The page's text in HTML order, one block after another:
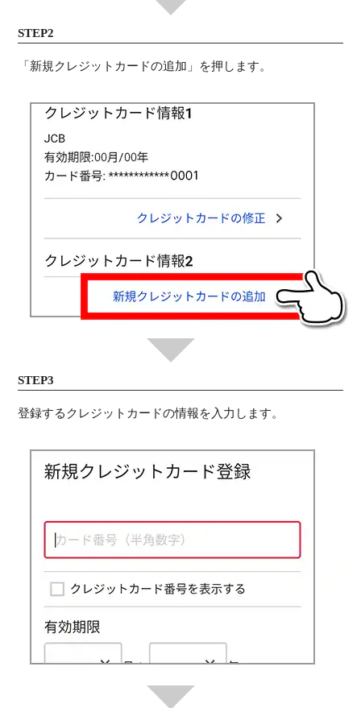
STEP2
「新規クレジットカードの追加」を押します。
STEP3
登録するクレジットカードの情報を入力します。